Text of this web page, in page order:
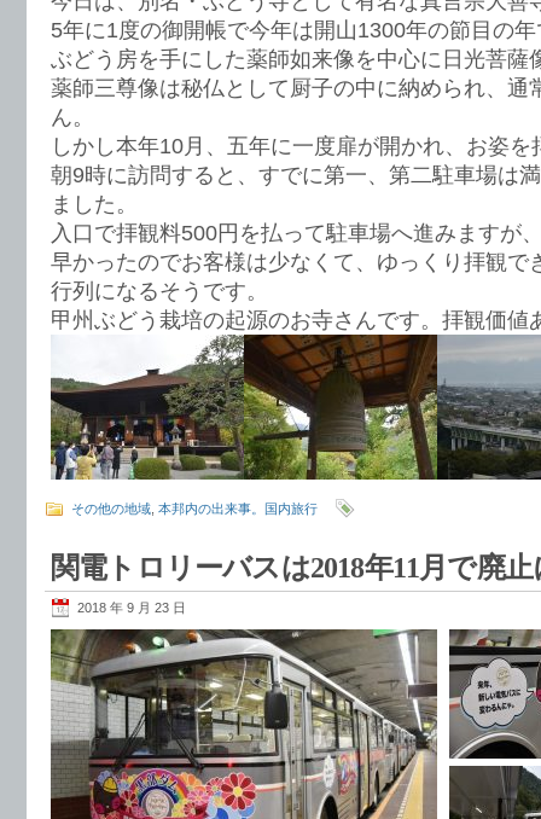
5年に1度の御開帳で今年は開山1300年の節目の
ぶどう房を手にした薬師如来像を中心に日光菩薩
薬師三尊像は秘仏として厨子の中に納められ、通
ん。
しかし本年10月、五年に一度扉が開かれ、お姿
朝9時に訪問すると、すでに第一、第二駐車場は
ました。
入口で拝観料500円を払って駐車場へ進みますが
早かったのでお客様は少なくて、ゆっくり拝観で
行列になるそうです。
甲州ぶどう栽培の起源のお寺さんです。拝観価値
その他の地域 本邦内の出来事。国内旅行
関電トロリーバスは2018年11月で廃止
2018 年 9 月 23 日